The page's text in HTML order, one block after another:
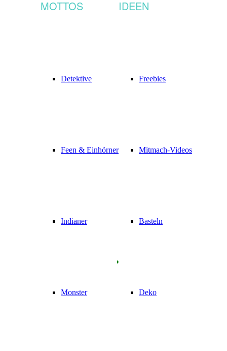
MOTTOS
Detektive
Feen & Einhörner
Indianer
Monster
IDEEN
Freebies
Mitmach-Videos
Basteln
Deko